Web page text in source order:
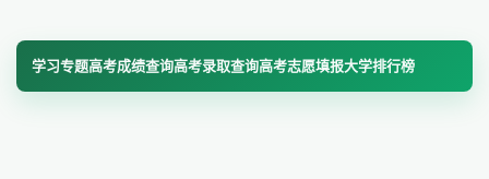
学习专题高考成绩查询高考录取查询高考志愿填报大学排行榜